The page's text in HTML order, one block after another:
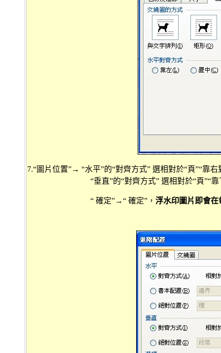
7.“圖片位置”→ “水平”的“對齊方式” 選相對於“頁”“靠右
“垂直”的“對齊方式” 選相對於“頁”“
“ 確定”→“ 確定”， 浮水印圖片即會在